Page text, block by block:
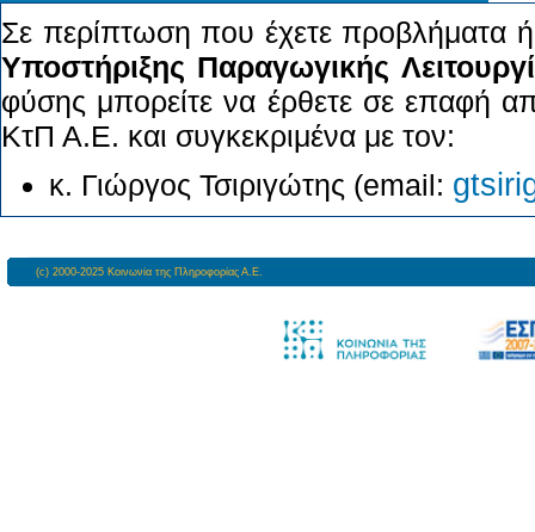
Σε περίπτωση που έχετε προβλήματα ή
Υποστήριξης Παραγωγικής
φύσης μπορείτε να έρθετε σε επαφή
ΚτΠ Α.Ε. και συγκεκριμένα με τον:
κ. Γιώργος Τσιριγώτης (email:
(c) 2000-2025 Κοινωνία της Πληροφορίας Α.Ε.